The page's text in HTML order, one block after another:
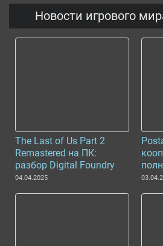
Новости игрового
The Last of Us Part 2
Remastered на ПК:
разбор Digital Foundry
04.04.2025